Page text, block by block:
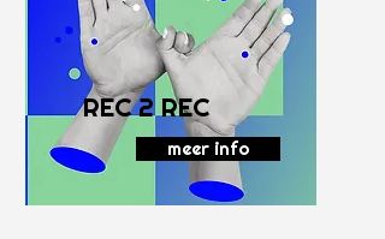
REC 2 REC
meer info